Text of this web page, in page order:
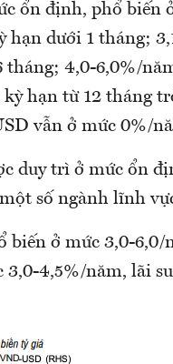
ổn định, phổ biến
hạn dưới 1 tháng;
tháng; 4,0-6,0%/
hạn từ 12 tháng
vẫn ở mức 0%/
duy trì ở mức ổn
số ngành lĩnh
biến ở mức 3,0-
3,0-4,5%/năm, lãi